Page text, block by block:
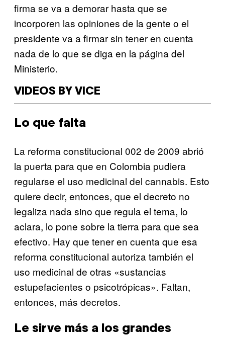
firma se va a demorar hasta que se
incorporen las opiniones de la gente o el
presidente va a firmar sin tener en cuenta
nada de lo que se diga en la página del
Ministerio.
VIDEOS BY VICE
Lo que falta
La reforma constitucional 002 de 2009 abrió
la puerta para que en Colombia pudiera
regularse el uso medicinal del cannabis. Esto
quiere decir, entonces, que el decreto no
legaliza nada sino que regula el tema, lo
aclara, lo pone sobre la tierra para que sea
efectivo. Hay que tener en cuenta que esa
reforma constitucional autoriza también el
uso medicinal de otras «sustancias
estupefacientes o psicotrópicas». Faltan,
entonces, más decretos.
Le sirve más a los grandes